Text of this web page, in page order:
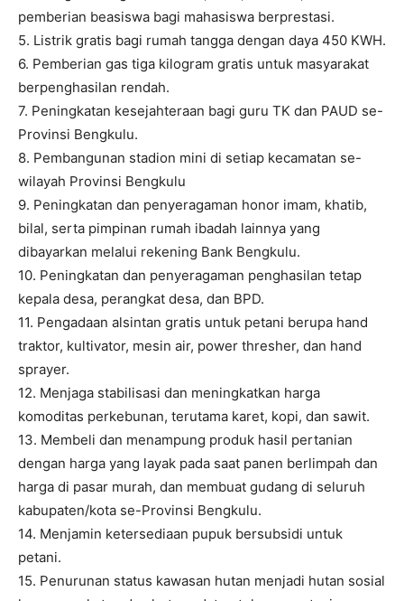
pemberian beasiswa bagi mahasiswa berprestasi.
5. Listrik gratis bagi rumah tangga dengan daya 450 KWH.
6. Pemberian gas tiga kilogram gratis untuk masyarakat
berpenghasilan rendah.
7. Peningkatan kesejahteraan bagi guru TK dan PAUD se-
Provinsi Bengkulu.
8. Pembangunan stadion mini di setiap kecamatan se-
wilayah Provinsi Bengkulu
9. Peningkatan dan penyeragaman honor imam, khatib,
bilal, serta pimpinan rumah ibadah lainnya yang
dibayarkan melalui rekening Bank Bengkulu.
10. Peningkatan dan penyeragaman penghasilan tetap
kepala desa, perangkat desa, dan BPD.
11. Pengadaan alsintan gratis untuk petani berupa hand
traktor, kultivator, mesin air, power thresher, dan hand
sprayer.
12. Menjaga stabilisasi dan meningkatkan harga
komoditas perkebunan, terutama karet, kopi, dan sawit.
13. Membeli dan menampung produk hasil pertanian
dengan harga yang layak pada saat panen berlimpah dan
harga di pasar murah, dan membuat gudang di seluruh
kabupaten/kota se-Provinsi Bengkulu.
14. Menjamin ketersediaan pupuk bersubsidi untuk
petani.
15. Penurunan status kawasan hutan menjadi hutan sosial